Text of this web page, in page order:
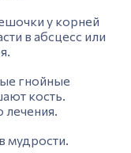
у корней
в абсцесс или
гнойные
кость.
мудрости.